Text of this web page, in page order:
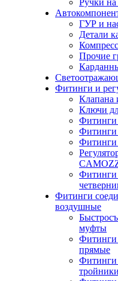
Ручки на
ГУР и
Детали
Прочие
Фитинги и
Клапана
Ключи
Фитинги
Фитинги
воздушные
муфты
Фитинги
прямые
Фитинги
тройники